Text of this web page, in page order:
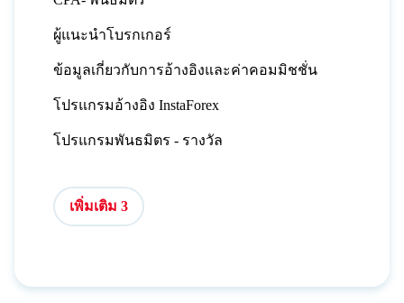
ผู้แนะนำโบรกเกอร์
ข้อมูลเกี่ยวกับการอ้างอิงและค่าคอมมิชชั่น
โปรแกรมอ้างอิง InstaForex
โปรแกรมพันธมิตร - รางวัล
เพิ่มเติม 3